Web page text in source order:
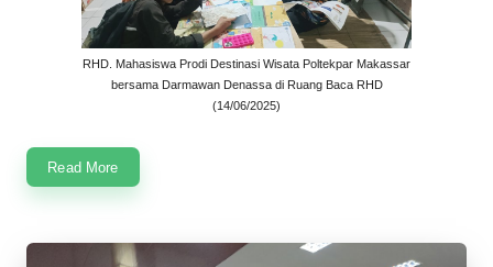
RHD. Mahasiswa Prodi Destinasi Wisata Poltekpar Makassar
bersama Darmawan Denassa di Ruang Baca RHD
(14/06/2025)
Read More